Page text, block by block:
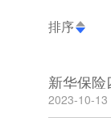
排序
新华保险
2023-10-13